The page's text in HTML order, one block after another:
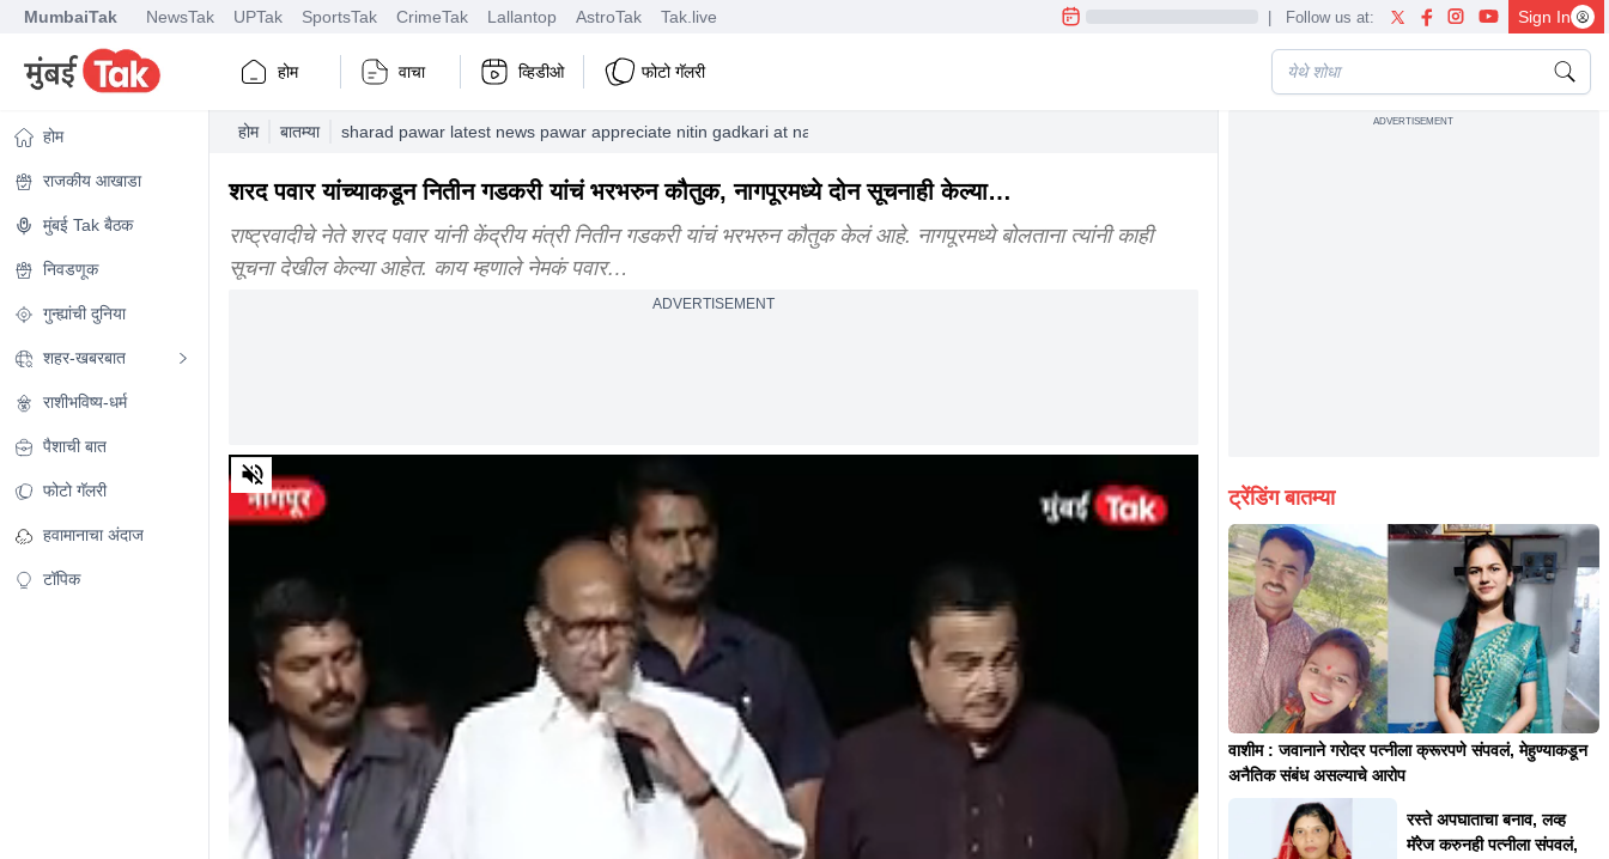
MumbaiTak NewsTak UPTak SportsTak CrimeTak Lallantop AstroTak Tak.live | Follow us at: Sign In
होम वाचा व्हिडीओ फोटो गॅलरी
होम
राजकीय आखाडा
मुंबई Tak बैठक
निवडणूक
गुन्ह्यांची दुनिया
शहर-खबरबात
राशीभविष्य-धर्म
पैशाची बात
फोटो गॅलरी
हवामानाचा अंदाज
टॉपिक
होम बातम्या sharad pawar latest news pawar appreciate nitin gadkari at nagpur program
शरद पवार यांच्याकडून नितीन गडकरी यांचं भरभरुन कौतुक, नागपूरमध्ये दोन सूचनाही केल्या…
राष्ट्रवादीचे नेते शरद पवार यांनी केंद्रीय मंत्री नितीन गडकरी यांचं भरभरुन कौतुक केलं आहे. नागपूरमध्ये बोलताना त्यांनी काही
सूचना देखील केल्या आहेत. काय म्हणाले नेमकं पवार…
ADVERTISEMENT
0
of
minutes,
ADVERTISEMENT
ट्रेंडिंग बातम्या
वाशीम : जवानाने गरोदर पत्नीला क्रूरपणे संपवलं, मेहुण्याकडून
अनैतिक संबंध असल्याचे आरोप
रस्ते अपघाताचा बनाव, लव्ह
मॅरेज करुनही पत्नीला संपवलं,